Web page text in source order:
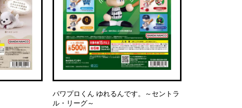
パワプロくん ゆれるんです。～セントラ
ル・リーグ～